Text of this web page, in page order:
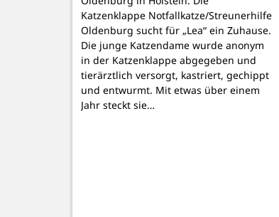
Katzenklappe Notfallkatze/Streunerhilfe
Oldenburg sucht für „Lea“ ein Zuhause.
Die junge Katzendame wurde anonym
in der Katzenklappe abgegeben und
tierärztlich versorgt, kastriert, gechippt
und entwurmt. Mit etwas über einem
Jahr steckt sie…